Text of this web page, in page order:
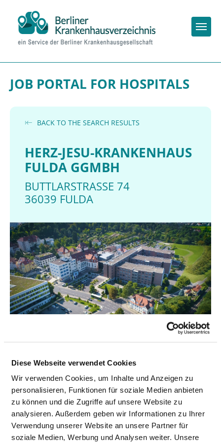
Diese Webseite verwendet Cookies
Wir verwenden Cookies, um Inhalte und Anzeigen zu
personalisieren, Funktionen für soziale Medien anbieten
zu können und die Zugriffe auf unsere Website zu
analysieren. Außerdem geben wir Informationen zu Ihrer
Verwendung unserer Website an unsere Partner für
soziale Medien, Werbung und Analysen weiter. Unsere
JOB PORTAL FOR HOSPITALS
BACK TO THE SEARCH RESULTS
HERZ-JESU-KRANKENHAUS
FULDA GGMBH
BUTTLARSTRASSE 74
36039 FULDA